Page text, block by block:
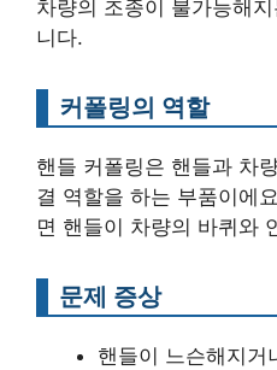
차량의 조종이 불가능해
니다.
커폴링의 역할
핸들 커폴링은 핸들과 차
결 역할을 하는 부품이에
면 핸들이 차량의 바퀴와
문제 증상
핸들이 느슨해지거